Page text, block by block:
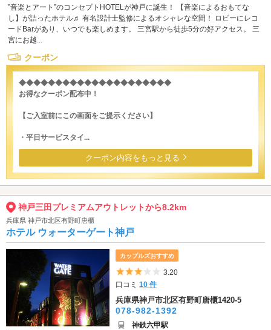
”音楽とアート”のコンセプトHOTELが神戸に誕生！ 【音楽によるおもてな
し】が詰ったホテル♬ 有名設計士監修によるオシャレな空間！ ロビーにレコ
ードBarがあり、いつでも楽しめます。 三宮駅から徒歩5分の好アクセス。 三
宮にお越...
クーポン
◆◆◆◆◆◆◆◆◆◆◆◆◆◆◆◆◆◆◆◆◆
お得なクーポン配布中！
【ご入室前にこの画面をご提示ください】
・平日サービスタイ...
クーポン内容をもっと見る
神戸三田プレミアムアウトレットから8.2km
兵庫県 神戸市北区有野町唐櫃
ホテル ウォーターゲート神戸
カップルズおすすめ
5つ星のうち3
3.20
口コミ10 件
兵庫県神戸市北区有野町唐櫃1420-5
078-982-1392
神鉄六甲駅